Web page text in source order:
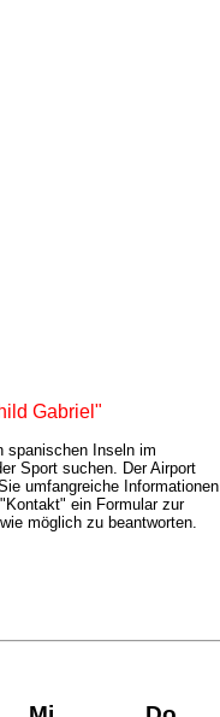
Gabriel"
spanischen Inseln im
Sport suchen. Der Airport
umfangreiche Informationen
ein Formular zur
möglich zu beantworten.